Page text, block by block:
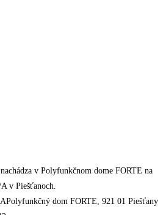
v Polyfunkčnom dome FORTE na
v Piešťanoch.
Polyfunkčný dom FORTE, 921 01 Piešťany